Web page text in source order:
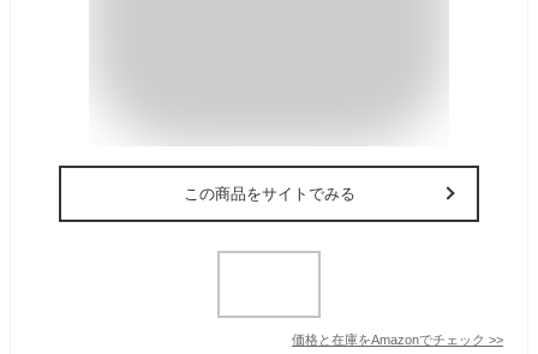
この商品をサイトでみる
価格と在庫をAmazonでチェック >>